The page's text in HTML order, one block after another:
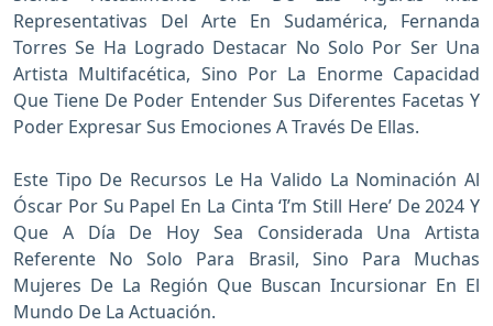
Representativas Del Arte En Sudamérica, Fernanda
Torres Se Ha Logrado Destacar No Solo Por Ser Una
Artista Multifacética, Sino Por La Enorme Capacidad
Que Tiene De Poder Entender Sus Diferentes Facetas Y
Poder Expresar Sus Emociones A Través De Ellas.
Este Tipo De Recursos Le Ha Valido La Nominación Al
Óscar Por Su Papel En La Cinta ‘I’m Still Here’ De 2024 Y
Que A Día De Hoy Sea Considerada Una Artista
Referente No Solo Para Brasil, Sino Para Muchas
Mujeres De La Región Que Buscan Incursionar En El
Mundo De La Actuación.